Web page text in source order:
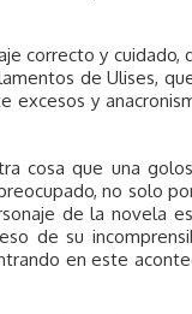
correcto y cuidado,
de Ulises,
y
cosa que una
no solo
de la novela
de su
en este